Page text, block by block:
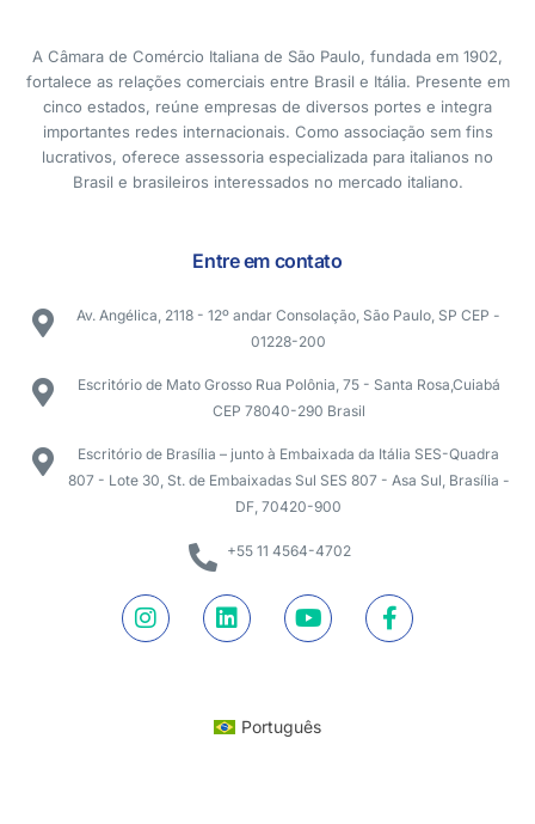
A Câmara de Comércio Italiana de São Paulo, fundada em 1902,
fortalece as relações comerciais entre Brasil e Itália. Presente em
cinco estados, reúne empresas de diversos portes e integra
importantes redes internacionais. Como associação sem fins
lucrativos, oferece assessoria especializada para italianos no
Brasil e brasileiros interessados no mercado italiano.
Entre em contato
Av. Angélica, 2118 - 12º andar Consolação, São Paulo, SP CEP -
01228-200
Escritório de Mato Grosso Rua Polônia, 75 - Santa Rosa,Cuiabá
CEP 78040-290 Brasil
Escritório de Brasília – junto à Embaixada da Itália SES-Quadra
807 - Lote 30, St. de Embaixadas Sul SES 807 - Asa Sul, Brasília -
DF, 70420-900
+55 11 4564-4702
Português